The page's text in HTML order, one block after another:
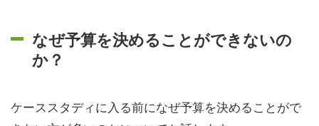
なぜ予算を決めることができないの
か？
ケーススタディに入る前になぜ予算を決めることがで